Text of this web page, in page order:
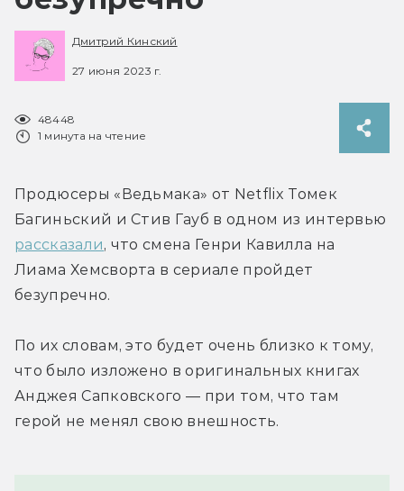
Дмитрий Кинский
27 июня 2023 г.
48448
1 минута на чтение
Продюсеры «Ведьмака» от Netflix Томек
рассказали, что смена Генри Кавилла на
Лиама Хемсворта в сериале пройдет
безупречно.
По их словам, это будет очень близко к тому,
что было изложено в оригинальных книгах
Анджея Сапковского — при том, что там
герой не менял свою внешность.